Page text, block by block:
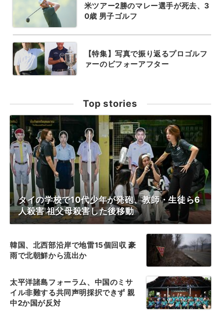
米ツアー2勝のマレー選手が死去、3
0歳 男子ゴルフ
【特集】写真で振り返るプロゴルフ
ァーのビフォーアフター
Top stories
タイの学校で10代少年が発砲、教師・生徒ら6
人殺害 祖父母殺害した後移動
韓国、北西部沿岸で地雷15個回収 豪
雨で北朝鮮から流出か
太平洋諸島フォーラム、中国のミサ
イル非難する共同声明採択できず 親
中2か国が反対